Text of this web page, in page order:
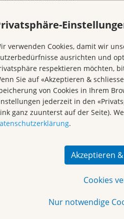
verwenden Cookies, damit wir
ausrichten und
respektieren möchten,
Sie auf «Akzeptieren &
von Cookies in Ihrem
jederzeit in den
ganz zuunterst auf der Seite).
.
Akzeptieren
Cookies
Nur notwendige
)
Begegnungszentrum &